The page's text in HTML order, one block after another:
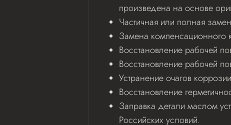
произведена на основе
Частичная или полная
Замена компенсационного
Восстановление рабочей
Восстановление рабочей
Устранение очагов
Восстановление
Заправка детали маслом
Российских условий.